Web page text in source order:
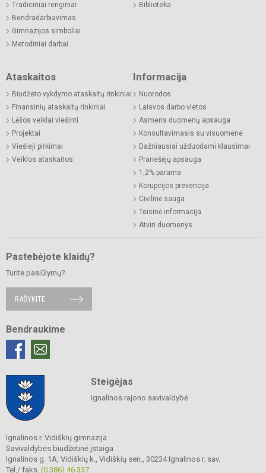
Tradiciniai renginiai
Bendradarbiavimas
Gimnazijos simboliai
Metodiniai darbai
Biblioteka
Ataskaitos
Biudžeto vykdymo ataskaitų rinkiniai
Finansinių ataskaitų rinkiniai
Lėšos veiklai viešinti
Projektai
Viešieji pirkimai
Veiklos ataskaitos
Informacija
Nuorodos
Laisvos darbo vietos
Asmens duomenų apsauga
Konsultavimasis su visuomene
Dažniausiai užduodami klausimai
Pranešėjų apsauga
1,2% parama
Korupcijos prevencija
Civilinė sauga
Teisinė informacija
Atviri duomenys
Pastebėjote klaidų?
Turite pasiūlymų?
RAŠYKITE
Bendraukime
Steigėjas
Ignalinos rajono savivaldybė
Ignalinos r. Vidiškių gimnazija
Savivaldybės biudžetinė įstaiga
Ignalinos g. 1A, Vidiškių k., Vidiškių sen., 30234 Ignalinos r. sav.
Tel./ faks. (0 386) 46 337